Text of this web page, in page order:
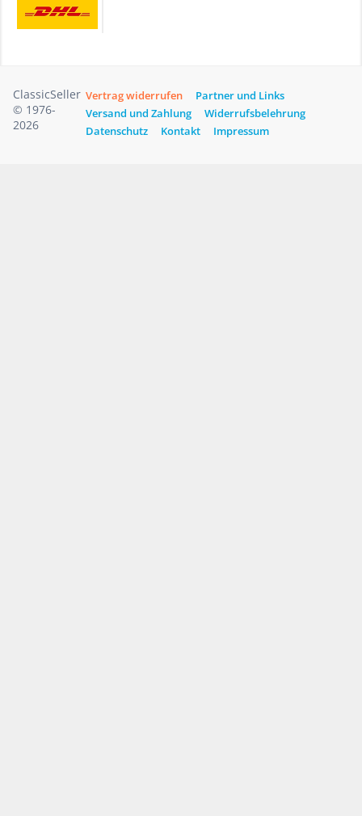
ClassicSeller
© 1976-
2026
Vertrag widerrufen
Partner und Links
Versand und Zahlung
Widerrufsbelehrung
Datenschutz
Kontakt Impressum